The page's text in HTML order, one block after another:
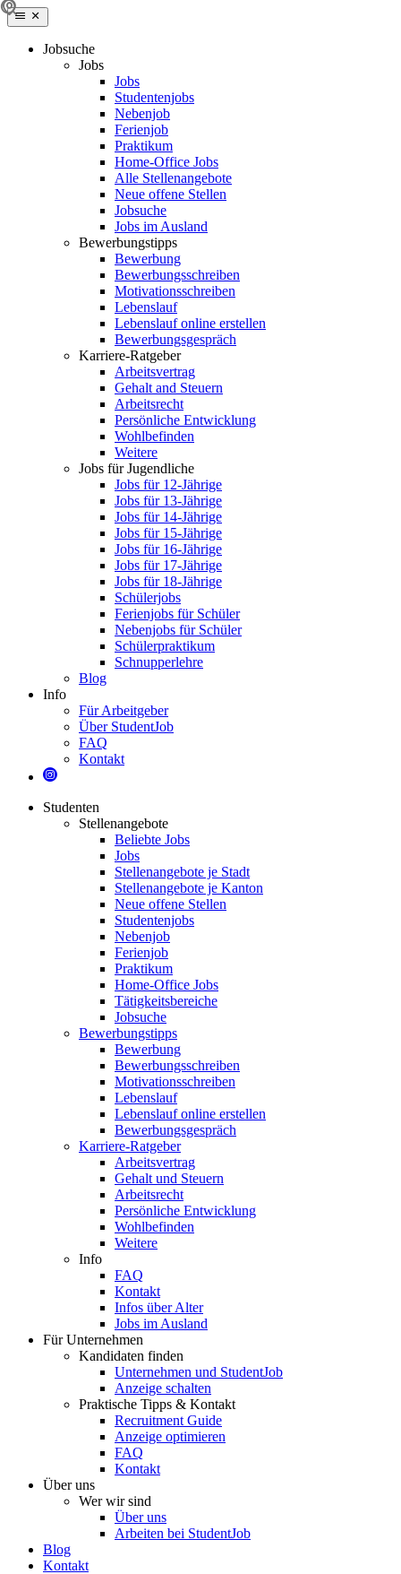
Jobsuche
Jobs
Jobs
Studentenjobs
Nebenjob
Ferienjob
Praktikum
Home-Office Jobs
Alle Stellenangebote
Neue offene Stellen
Jobsuche
Jobs im Ausland
Bewerbungstipps
Bewerbung
Bewerbungsschreiben
Motivationsschreiben
Lebenslauf
Lebenslauf online erstellen
Bewerbungsgespräch
Karriere-Ratgeber
Arbeitsvertrag
Gehalt and Steuern
Arbeitsrecht
Persönliche Entwicklung
Wohlbefinden
Weitere
Jobs für Jugendliche
Jobs für 12-Jährige
Jobs für 13-Jährige
Jobs für 14-Jährige
Jobs für 15-Jährige
Jobs für 16-Jährige
Jobs für 17-Jährige
Jobs für 18-Jährige
Schülerjobs
Ferienjobs für Schüler
Nebenjobs für Schüler
Schülerpraktikum
Schnupperlehre
Blog
Info
Für Arbeitgeber
Über StudentJob
FAQ
Kontakt
Studenten
Stellenangebote
Beliebte Jobs
Jobs
Stellenangebote je Stadt
Stellenangebote je Kanton
Neue offene Stellen
Studentenjobs
Nebenjob
Ferienjob
Praktikum
Home-Office Jobs
Tätigkeitsbereiche
Jobsuche
Bewerbungstipps
Bewerbung
Bewerbungsschreiben
Motivationsschreiben
Lebenslauf
Lebenslauf online erstellen
Bewerbungsgespräch
Karriere-Ratgeber
Arbeitsvertrag
Gehalt und Steuern
Arbeitsrecht
Persönliche Entwicklung
Wohlbefinden
Weitere
Info
FAQ
Kontakt
Infos über Alter
Jobs im Ausland
Für Unternehmen
Kandidaten finden
Unternehmen und StudentJob
Anzeige schalten
Praktische Tipps & Kontakt
Recruitment Guide
Anzeige optimieren
FAQ
Kontakt
Über uns
Wer wir sind
Über uns
Arbeiten bei StudentJob
Blog
Kontakt